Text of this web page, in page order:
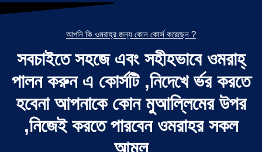
আপনি কি ওমরাহ্‌র জন্য কোন কোর্স করেছেন ?
সবচাইতে সহজে এবং সহীহভাবে ওমরাহ্‌
পালন করুন এ কোর্সটি ,নিদেখে র্ভর করতে
হবেনা আপনাকে কোন মুআল্লিমের উপর
,নিজেই করতে পারবেন ওমরাহর সকল